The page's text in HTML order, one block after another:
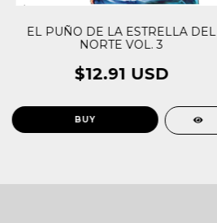
EL PUÑO DE LA ESTRELLA DEL
NORTE VOL. 3
$12.91 USD